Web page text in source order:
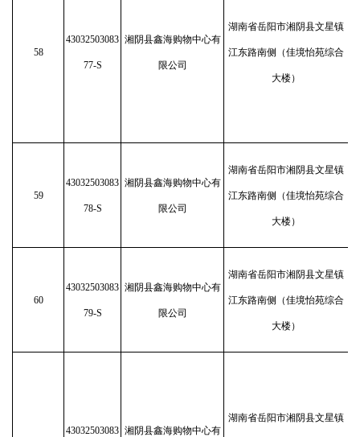
58
43032503083
77-S
湘阴县鑫海购物中心有
限公司
湖南省岳阳市湘阴县文星镇
江东路南侧（佳境怡苑综合
大楼）
59
43032503083
78-S
湘阴县鑫海购物中心有
限公司
湖南省岳阳市湘阴县文星镇
江东路南侧（佳境怡苑综合
大楼）
60
43032503083
79-S
湘阴县鑫海购物中心有
限公司
湖南省岳阳市湘阴县文星镇
江东路南侧（佳境怡苑综合
大楼）
43032503083 湘阴县鑫海购物中心有
湖南省岳阳市湘阴县文星镇